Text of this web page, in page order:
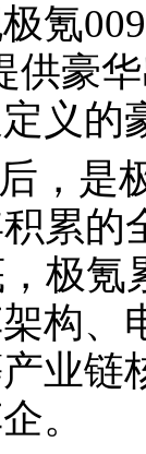
氪
供豪
义的
，是
累的
极
构、
业链
。